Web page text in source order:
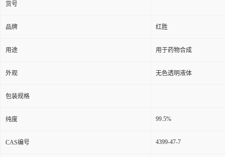
货号
品牌 红胜
用途 用于药物合成
外观 无色透明液体
包装规格
纯度 99.5%
CAS编号 4399-47-7